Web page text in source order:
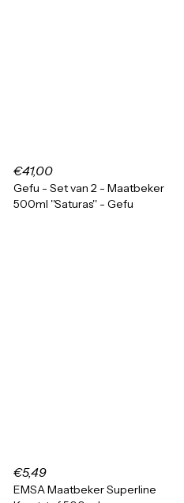
€41,00
Gefu - Set van 2 - Maatbeker
500ml ''Saturas'' - Gefu
€5,49
EMSA Maatbeker Superline